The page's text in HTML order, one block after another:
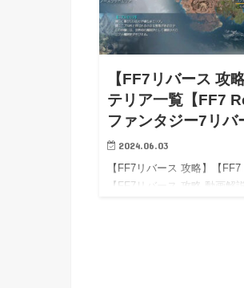
【FF7リバース 攻
テリア一覧【FF7
ファンタジー7リバ
2024.06.03
【FF7リバース 攻略】【
【FF7リバース 攻略 動画解